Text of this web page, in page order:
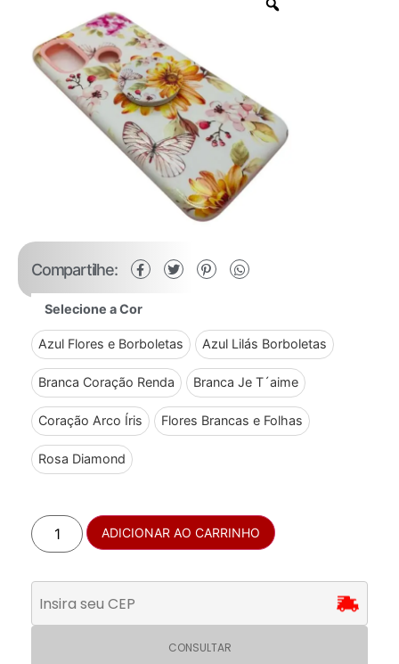
Compartilhe:
Selecione a Cor
Azul Flores e Borboletas Azul Lilás Borboletas
Branca Coração Renda Branca Je T´aime
Coração Arco Íris Flores Brancas e Folhas
Rosa Diamond
ADICIONAR AO CARRINHO
CONSULTAR